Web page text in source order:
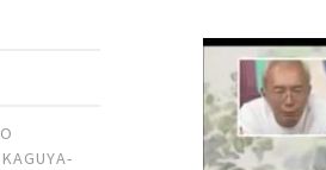
KAGUYA-